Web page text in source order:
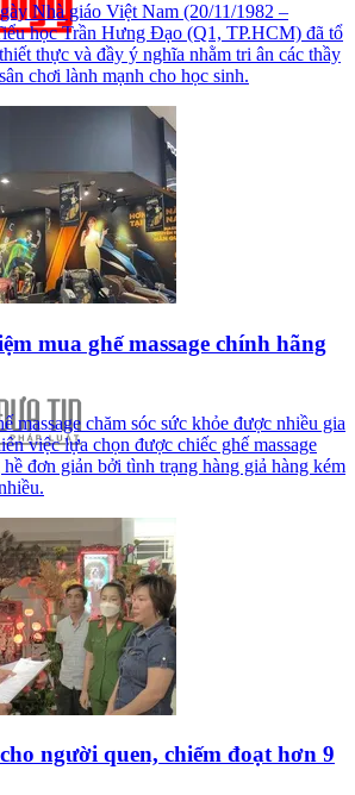
Nhà giáo Việt Nam (20/11/1982 –
học Trần Hưng Đạo (Q1, TP.HCM) đã tổ
thực và đầy ý nghĩa nhằm tri ân các thầy
chơi lành mạnh cho học sinh.
mua ghế massage chính hãng
massage chăm sóc sức khỏe được nhiều gia
việc lựa chọn được chiếc ghế massage
đơn giản bởi tình trạng hàng giả hàng kém
người quen, chiếm đoạt hơn 9